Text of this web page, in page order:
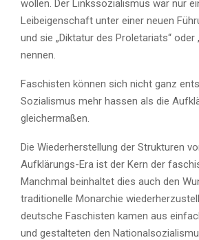
wollen. Der Linkssozialismus war nur
Leibeigenschaft unter einer neuen
und sie „Diktatur des Proletariats“ oder
nennen.
Faschisten können sich nicht ganz
Sozialismus mehr hassen als die
gleichermaßen.
Die Wiederherstellung der Strukturen
Aufklärungs-Era ist der Kern der
Manchmal beinhaltet dies auch den
traditionelle Monarchie
deutsche Faschisten kamen aus
und gestalteten den